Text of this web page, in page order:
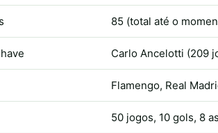
85 (total até o
Carlo Ancelotti (209
Flamengo, Real
50 jogos, 10 gols, 8